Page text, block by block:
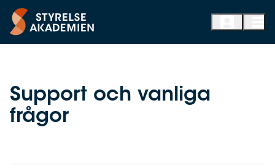
Support och vanliga
frågor